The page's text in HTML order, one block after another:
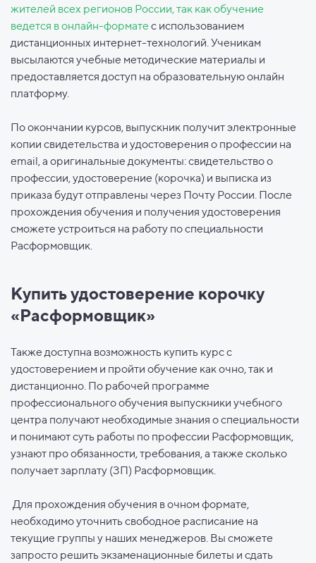
жителей всех регионов России, так как обучение
ведется в онлайн-формате с использованием
дистанционных интернет-технологий. Ученикам
высылаются учебные методические материалы и
предоставляется доступ на образовательную онлайн
платформу.
По окончании курсов, выпускник получит электронные
копии свидетельства и удостоверения о профессии на
email, а оригинальные документы: свидетельство о
профессии, удостоверение (корочка) и выписка из
приказа будут отправлены через Почту России. После
прохождения обучения и получения удостоверения
сможете устроиться на работу по специальности
Расформовщик.
Купить удостоверение корочку
«Расформовщик»
Также доступна возможность купить курс с
удостоверением и пройти обучение как очно, так и
дистанционно. По рабочей программе
профессионального обучения выпускники учебного
центра получают необходимые знания о специальности
и понимают суть работы по профессии Расформовщик,
узнают про обязанности, требования, а также сколько
получает зарплату (ЗП) Расформовщик.
Для прохождения обучения в очном формате,
необходимо уточнить свободное расписание на
текущие группы у наших менеджеров. Вы сможете
запросто решить экзаменационные билеты и сдать